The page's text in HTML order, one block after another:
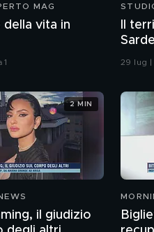
MAG
della vita in
1
Il
29 lug |
il giudizio
2 MIN